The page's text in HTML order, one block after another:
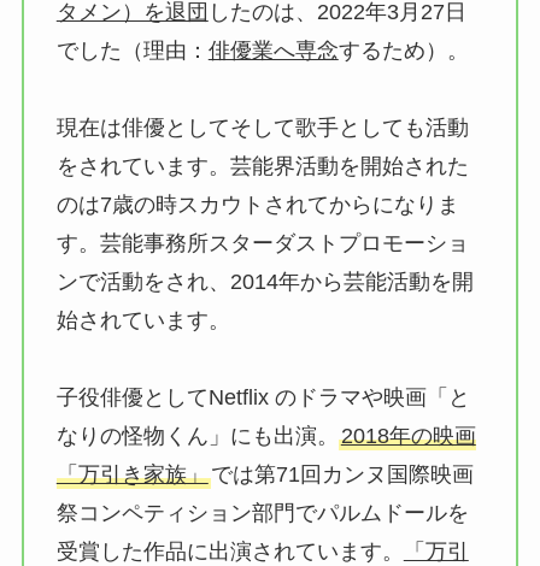
タメン）を退団 したのは、2022年3月27日
でした（理由： 俳優業へ専念するため）。
現在は俳優としてそして歌手としても活動
をされています。芸能界活動を開始された
のは7歳の時スカウトされてからになりま
す。芸能事務所スターダストプロモーショ
ンで活動をされ、2014年から芸能活動を開
始されています。
子役俳優としてNetflix のドラマや映画「と
なりの怪物くん」にも出演。 2018年の映画
「万引き家族」では第71回カンヌ国際映画
祭コンペティション部門でパルムドールを
受賞した作品に出演されています。
「万引